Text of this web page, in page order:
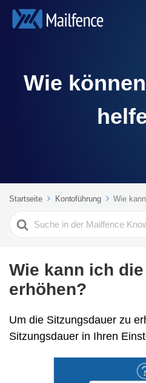
Wie
Startseite Kontoführung Wie
Search
For
Wie kann ich
erhöhen?
Um die Sitzungsdauer zu
Sitzungsdauer in Ihren